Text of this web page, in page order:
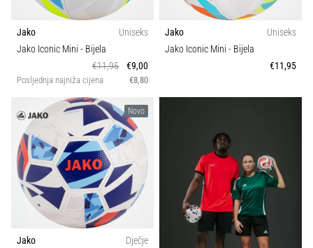
PUMA.
dio
utakmice,
gola…
Prikaži
sve
članke
Jako
Uniseks
Jako Iconic Mini - Bijela
€11,95
€9,00
Posljednja najniža cijena €8,80
Jako
Uniseks
Jako Iconic Mini - Bijela
€11,95
Novo
Jako
Dječje